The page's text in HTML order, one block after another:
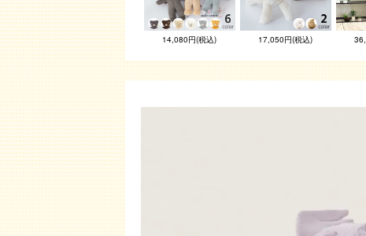
14,080円(税込) 17,050円(税込)